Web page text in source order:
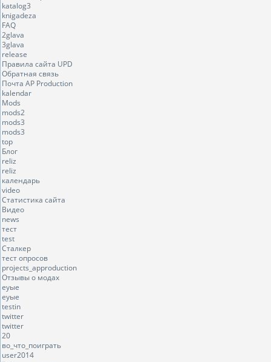
katalog3
knigadeza
FAQ
2glava
3glava
release
Правила сайта UPD
Обратная связь
Почта AP Production
kalendar
Mods
mods2
mods3
mods3
top
Блог
reliz
reliz
календарь
video
Статистика сайта
Видео
news
тест
test
Сталкер
тест опросов
projects_approduction
Отзывы о модах
еуые
еуые
testin
twitter
twitter
20
во_что_поиграть
user2014